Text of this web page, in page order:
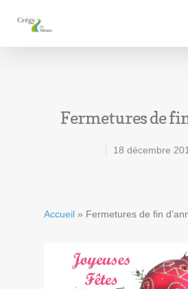
Fermetures de fin
18 décembre
Accueil » Fermetures de fin